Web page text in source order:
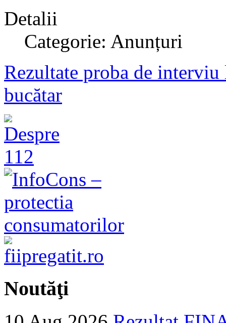
Detalii
Categorie: Anunțuri
Rezultate proba de
bucătar
Noutăţi